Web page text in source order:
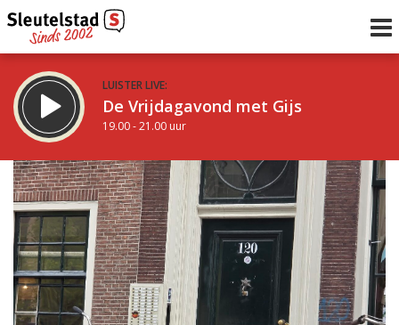
LUISTER LIVE:
De Vrijdagavond met Gijs
19.00 - 21.00 uur
STRAKS:
De avond van Sleutelstad
21.00 - 0.00 uur
Vorig uur
uur 1 van 0 Volgend uur
Inklappen